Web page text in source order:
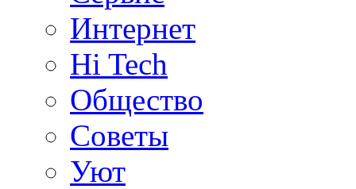
Интернет
Hi Tech
Общество
Советы
Уют